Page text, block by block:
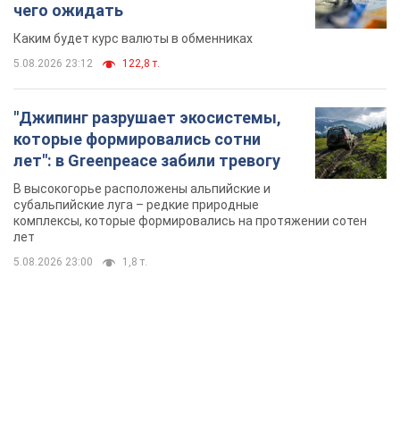
чего ожидать
Каким будет курс валюты в обменниках
5.08.2026 23:12 122,8 т.
"Джипинг разрушает экосистемы,
которые формировались сотни
лет": в Greenpeace забили тревогу
В высокогорье расположены альпийские и
субальпийские луга – редкие природные
комплексы, которые формировались на протяжении сотен
лет
5.08.2026 23:00 1,8 т.